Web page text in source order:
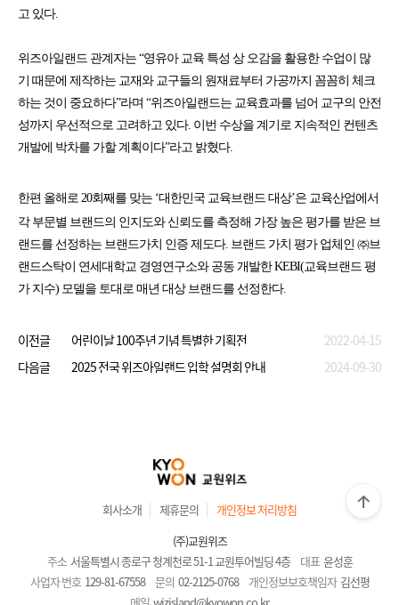
고 있다.
위즈아일랜드 관계자는 “영유아 교육 특성 상 오감을 활용한 수업이 많
기 때문에 제작하는 교재와 교구들의 원재료부터 가공까지 꼼꼼히 체크
하는 것이 중요하다”라며 “위즈아일랜드는 교육효과를 넘어 교구의 안전
성까지 우선적으로 고려하고 있다. 이번 수상을 계기로 지속적인 컨텐츠
개발에 박차를 가할 계획이다”라고 밝혔다.
한편 올해로 20회째를 맞는 ‘대한민국 교육브랜드 대상’은 교육산업에서
각 부문별 브랜드의 인지도와 신뢰도를 측정해 가장 높은 평가를 받은 브
랜드를 선정하는 브랜드가치 인증 제도다. 브랜드 가치 평가 업체인 ㈜브
랜드스탁이 연세대학교 경영연구소와 공동 개발한 KEBI(교육브랜드 평
가 지수) 모델을 토대로 매년 대상 브랜드를 선정한다.
이전글 어린이날 100주년 기념 특별한 기획전
2022-04-15
다음글
2025 전국 위즈아일랜드 입학 설명회 안내 2024-09-30
회사소개 제휴문의
개인정보 처리방침
(주)교원위즈
주소 서울특별시 종로구 청계천로 51-1 교원투어빌딩 4층 대표 윤성훈
사업자 번호 129-81-67558 문의 02-2125-0768 개인정보보호책임자 김선평